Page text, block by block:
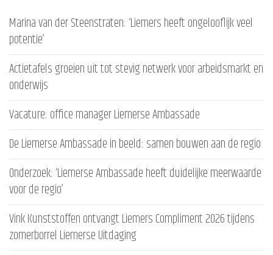
Marina van der Steenstraten: ‘Liemers heeft ongelooflijk veel
potentie’
Actietafels groeien uit tot stevig netwerk voor arbeidsmarkt en
onderwijs
Vacature: office manager Liemerse Ambassade
De Liemerse Ambassade in beeld: samen bouwen aan de regio
Onderzoek: ‘Liemerse Ambassade heeft duidelijke meerwaarde
voor de regio’
Vink Kunststoffen ontvangt Liemers Compliment 2026 tijdens
zomerborrel Liemerse Uitdaging